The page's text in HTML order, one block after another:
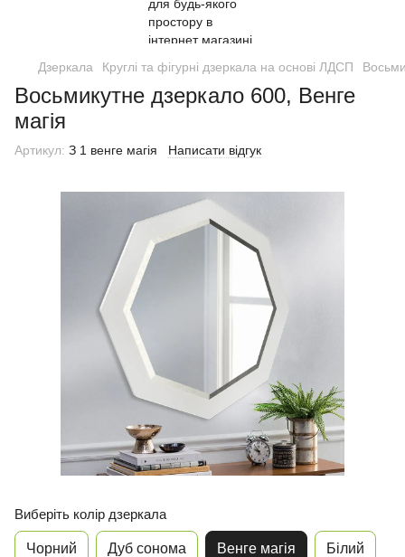
Дзеркала Круглі та фігурні дзеркала на основі ЛДСП
Восьмикутне дзеркало 600, Венге
магія
Артикул: З 1 венге магія Написати відгук
Виберіть колір дзеркала
Чорний Дуб сонома Венге магія Білий